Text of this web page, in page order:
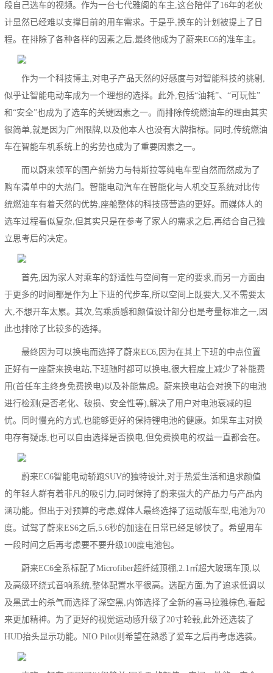
段自己选车的视频。作为一台七代雅阁的车主,这台陪伴了16年的老伙
计显然已经难以支撑目前的用车需求。于是乎,换车的计划被提上了日
程。在排除了各种各样的因素之后,最终他成为了蔚来EC6的准车主。
作为一个科技博主,对电子产品天然的好感度与对智能科技的挑剔,
似乎让智能电动车成为一个理想的选择。此外,包括“油耗”、“可玩性”
和“安全”也成为了选车的关键因素之一。而排除传统燃油车的理由其实
很简单,就是因为广州限牌,以及他本人也没有大牌指标。同时,传统燃油
车在智能车机系统上的劣势也成为了重要因素之一。
而以蔚来领军的国产新势力与特斯拉等纯电车型自然而然成为了
购车清单中的大热门。智能电动汽车在智能化与人机交互系统对比传
统燃油车有着天然的优势,座舱整体的科技感营造的更好。而媒体人的
选车过程看似复杂,但其实只是在参考了家人的需求之后,再结合自己独
立思考后的决定。
首先,因为家人对乘车的舒适性与空间有一定的要求,而另一方面由
于更多的时间都是作为上下班的代步车,所以空间上既要大,又不需要太
大,不想开车太累。其次,驾乘质感和颜值设计部分也是考量标准之一,因
此也排除了比较多的选择。
最终因为可以换电而选择了蔚来EC6,因为在其上下班的中点位置
正好有一座蔚来换电站,下班随时都可以换电,很大程度上减少了补能费
用(首任车主终身免费换电)以及补能焦虑。蔚来换电站会对换下的电池
进行检测(是否老化、破损、安全性等),解决了用户对电池衰减的担
忧。同时慢充的方式,也能够更好的保持锂电池的健康。如果车主对换
电存有疑虑,也可以自由选择是否换电,但免费换电的权益一直都会在。
蔚来EC6智能电动轿跑SUV的独特设计,对于热爱生活和追求颜值
的年轻人群有着非凡的吸引力,同时保持了蔚来强大的产品力与产品内
涵功能。但出于对预算的考虑,媒体人最终选择了运动版车型,电池为70
度。试驾了蔚来ES6之后,5.6秒的加速在日常已经足够快了。希望用车
一段时间之后再考虑要不要升级100度电池包。
蔚来EC6全系标配了Microfiber超纤绒顶棚,2.1㎡超大玻璃车顶,以
及高级环绕式音响系统,整体配置水平很高。选配方面,为了追求低调以
及黑武士的杀气而选择了深空黑,内饰选择了全新的喜马拉雅棕色,看起
来更加精神。为了更好的视觉运动感升级了20寸轮毂,此外还选装了
HUD抬头显示功能。NIO Pilot则希望在熟悉了爱车之后再考虑选装。